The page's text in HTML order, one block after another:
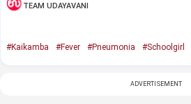
TEAM UDAYAVANI
#Kaikamba #Fever #Pneumonia #Schoolgirl
ADVERTISEMENT